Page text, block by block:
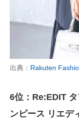
出典： Rakuten
6位：Re:EDIT
ンピース リエデ